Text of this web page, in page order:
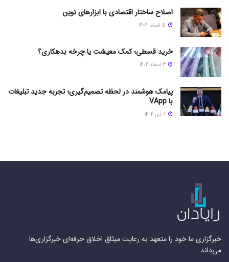
اصلاح ساختار اقتصادی با ابزارهای نوین
خرید قسطی؛ کمک معیشت یا چرخه بدهکاری؟
پیامک هوشمند در لحظه تصمیم‌گیری؛ تجربه جدید تبلیغات
با VApp
خبرگزاری ما خود را متعهد به رعایت میثاق اخلاق حرفه‌ای خبرگزاری‌ها
می‌داند.